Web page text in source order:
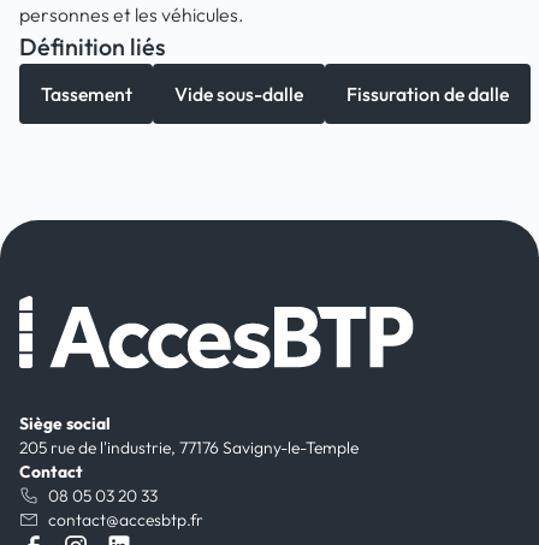
personnes et les véhicules.
Définition liés
Tassement Vide sous-dalle Fissuration de dalle
Siège social
205 rue de l'industrie, 77176 Savigny-le-Temple
Contact
08 05 03 20 33
contact@accesbtp.fr